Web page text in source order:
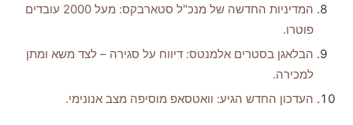
המדיניות החדשה של מנכ"ל סטארבקס: מעל 2000 עובדים
פוטרו.
הבלאגן בסטרים אלמנטס: דיווח על סגירה – לצד משא ומתן
למכירה.
העדכון החדש הגיע: וואטסאפ מוסיפה מצב אנונימי.